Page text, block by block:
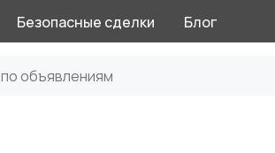
Безопасные сделки Блог